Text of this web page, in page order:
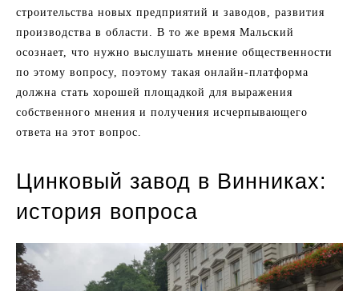
строительства новых предприятий и заводов, развития
производства в области. В то же время Мальский
осознает, что нужно выслушать мнение общественности
по этому вопросу, поэтому такая онлайн-платформа
должна стать хорошей площадкой для выражения
собственного мнения и получения исчерпывающего
ответа на этот вопрос.
Цинковый завод в Винниках:
история вопроса